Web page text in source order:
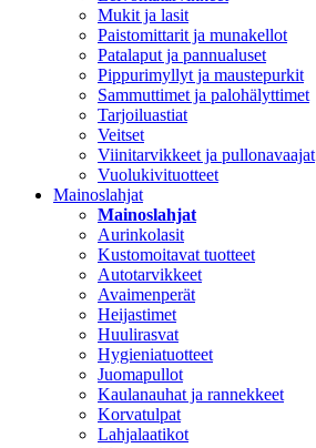
Mukit ja lasit
Paistomittarit ja munakellot
Patalaput ja pannualuset
Pippurimyllyt ja maustepurkit
Sammuttimet ja palohälyttimet
Tarjoiluastiat
Veitset
Viinitarvikkeet ja pullonavaajat
Vuolukivituotteet
Mainoslahjat
Mainoslahjat
Aurinkolasit
Kustomoitavat tuotteet
Autotarvikkeet
Avaimenperät
Heijastimet
Huulirasvat
Hygieniatuotteet
Juomapullot
Kaulanauhat ja rannekkeet
Korvatulpat
Lahjalaatikot